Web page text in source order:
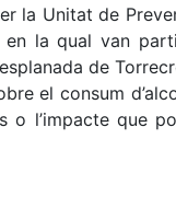
la Unitat de
la qual van
de
el consum
o l’impacte que